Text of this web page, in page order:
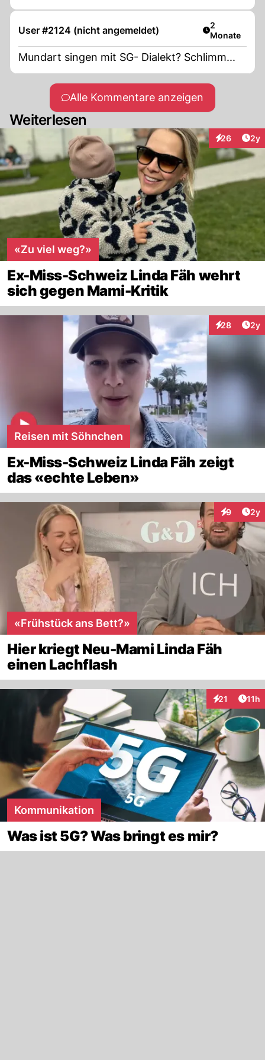
User #2124 (nicht angemeldet) Artikel
2
Monate
Mundart singen mit SG- Dialekt? Schlimm...
Alle Kommentare anzeigen
Weiterlesen
26
Interaktionen
2y
«Zu viel weg?»
Ex-Miss-Schweiz Linda Fäh wehrt
sich gegen Mami-Kritik
28
Interaktionen
2y
Reisen mit Söhnchen
Ex-Miss-Schweiz Linda Fäh zeigt
das «echte Leben»
9 2y
«Frühstück ans Bett?»
Hier kriegt Neu-Mami Linda Fäh
einen Lachflash
21
Interaktionen
11h
Kommunikation
Was ist 5G? Was bringt es mir?